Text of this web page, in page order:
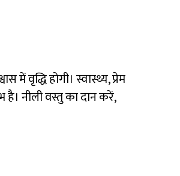
वृद्धि होगी। स्वास्थ्य, प्रेम
नीली वस्तु का दान करें,